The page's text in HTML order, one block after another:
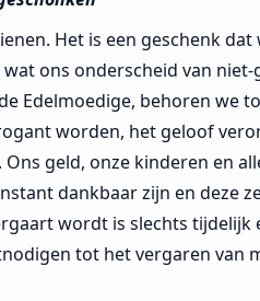
Het is een geschenk
ons onderscheid van niet-
Edelmoedige, behoren we
worden, het geloof
geld, onze kinderen en
dankbaar zijn en deze
wordt is slechts tijdelijk
tot het vergaren van